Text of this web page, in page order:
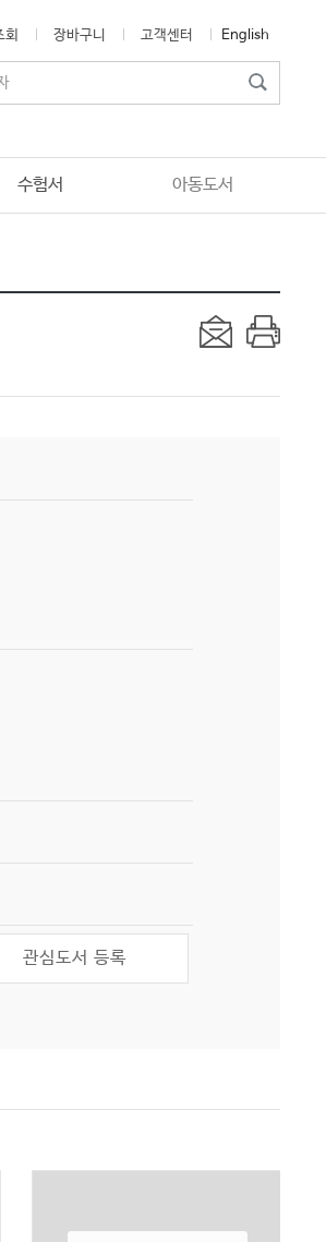
회 장바구니 고객센터 English
수험서 아동도서
관심도서 등록